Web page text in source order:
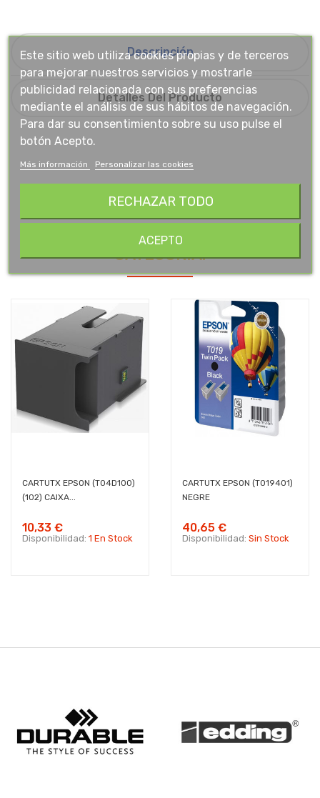
Descripción
Detalles Del Producto
16 OTROS PRODUCTOS EN LA MISMA
CATEGORÍA:
CARTUTX EPSON (T04D100)
(102) CAIXA...
10,33 €
Disponibilidad: 1 En Stock
CARTUTX EPSON (T019401)
NEGRE
40,65 €
Disponibilidad: Sin Stock
Este sitio web utiliza cookies propias y de terceros
para mejorar nuestros servicios y mostrarle
publicidad relacionada con sus preferencias
mediante el análisis de sus hábitos de navegación.
Para dar su consentimiento sobre su uso pulse el
botón Acepto.
Más información Personalizar las cookies
RECHAZAR TODO
ACEPTO